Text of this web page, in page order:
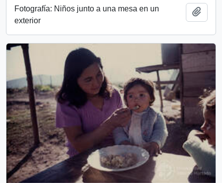
Fotografía: Niños junto a una mesa en un
exterior